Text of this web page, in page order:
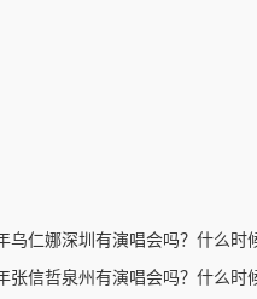
乌仁娜深圳有演唱会吗？什么时
张信哲泉州有演唱会吗？什么时